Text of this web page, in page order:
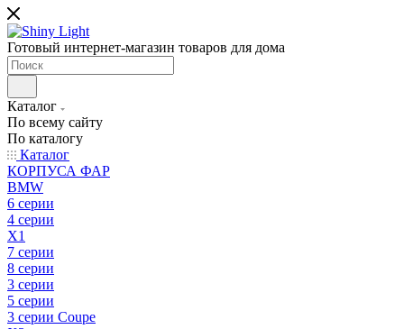
Готовый интернет-магазин товаров для дома
Каталог
По всему сайту
По каталогу
Каталог
КОРПУСА ФАР
BMW
6 серии
4 серии
X1
7 серии
8 серии
3 серии
5 серии
3 серии Coupe